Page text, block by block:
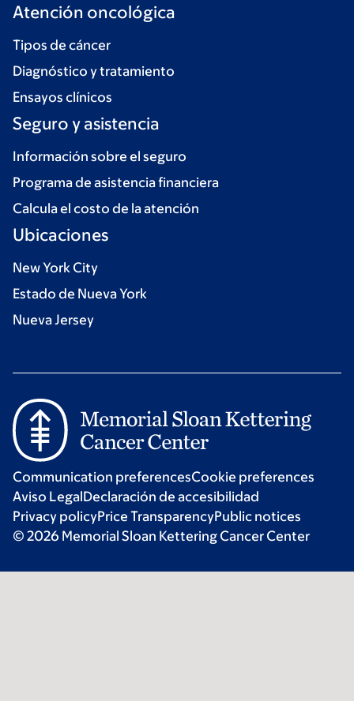
Atención oncológica
Tipos de cáncer
Diagnóstico y tratamiento
Ensayos clínicos
Seguro y asistencia
Información sobre el seguro
Programa de asistencia financiera
Calcula el costo de la atención
Ubicaciones
New York City
Estado de Nueva York
Nueva Jersey
Communication preferencesCookie preferences
Aviso LegalDeclaración de accesibilidad
Privacy policyPrice TransparencyPublic notices
© 2026 Memorial Sloan Kettering Cancer Center